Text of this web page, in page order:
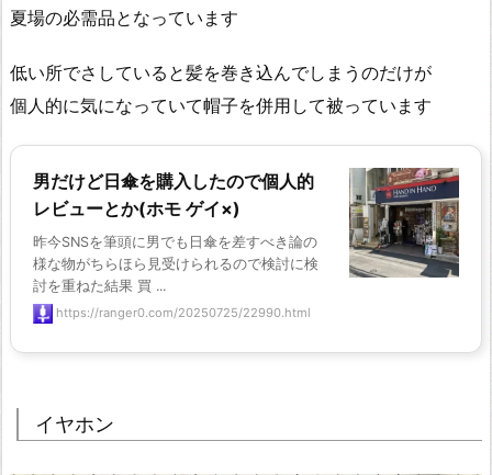
夏場の必需品となっています
低い所でさしていると髪を巻き込んでしまうのだけが
個人的に気になっていて帽子を併用して被っています
男だけど日傘を購入したので個人的
レビューとか(ホモ ゲイ×)
昨今SNSを筆頭に男でも日傘を差すべき論の
様な物がちらほら見受けられるので検討に検
討を重ねた結果 買 ...
https://ranger0.com/20250725/22990.html
イヤホン